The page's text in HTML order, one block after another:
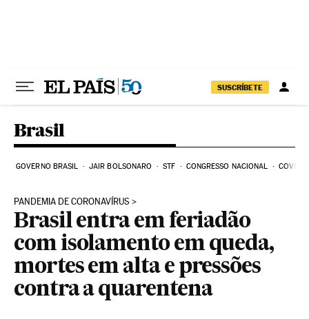
SUSCRÍBETE
Brasil
GOVERNO BRASIL JAIR BOLSONARO STF CONGRESSO NACIONAL COVID-
PANDEMIA DE CORONAVÍRUS
Brasil entra em feriadão
com isolamento em queda,
mortes em alta e pressões
contra a quarentena